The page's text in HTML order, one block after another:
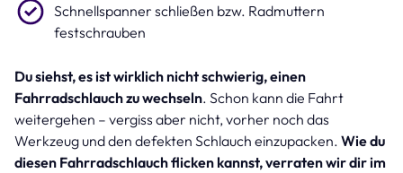
Schnellspanner schließen bzw. Radmuttern
festschrauben
Du siehst, es ist wirklich nicht schwierig, einen
Fahrradschlauch zu wechseln. Schon kann die Fahrt
weitergehen – vergiss aber nicht, vorher noch das
Werkzeug und den defekten Schlauch einzupacken. Wie du
diesen Fahrradschlauch flicken kannst, verraten wir dir im